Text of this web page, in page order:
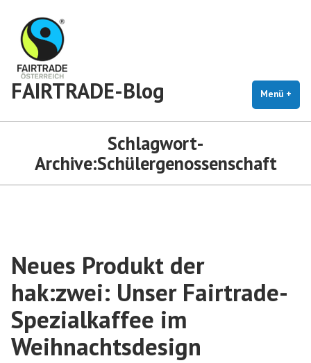
Inhalt
springen
FAIRTRADE-Blog Menü +
Schlagwort-
Archive:Schülergenossenschaft
Neues Produkt der
hak:zwei: Unser Fairtrade-
Spezialkaffee im
Weihnachtsdesign